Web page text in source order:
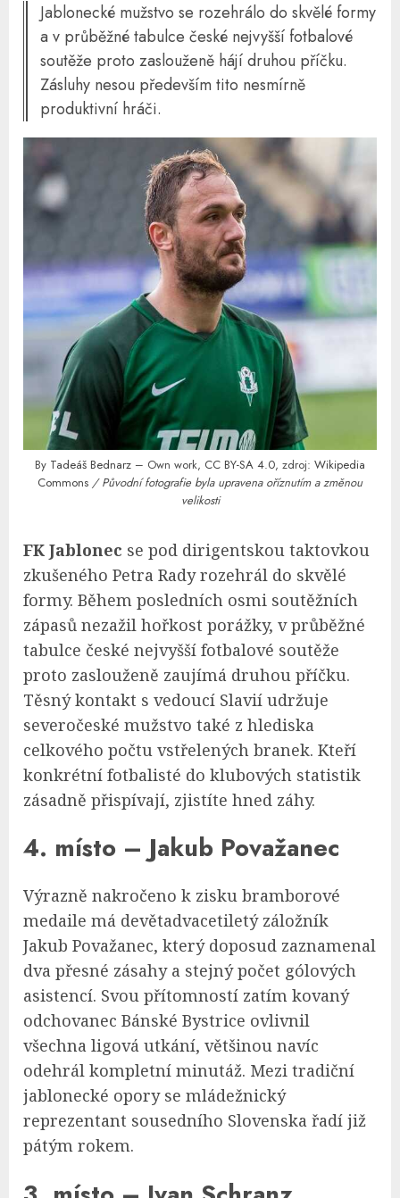
Jablonecké mužstvo se rozehrálo do skvělé formy
a v průběžné tabulce české nejvyšší fotbalové
soutěže proto zaslouženě hájí druhou příčku.
Zásluhy nesou především tito nesmírně
produktivní hráči.
By Tadeáš Bednarz – Own work, CC BY-SA 4.0, zdroj: Wikipedia
Commons / Původní fotografie byla upravena oříznutím a změnou
velikosti
FK Jablonec se pod dirigentskou taktovkou
zkušeného Petra Rady rozehrál do skvělé
formy. Během posledních osmi soutěžních
zápasů nezažil hořkost porážky, v průběžné
tabulce české nejvyšší fotbalové soutěže
proto zaslouženě zaujímá druhou příčku.
Těsný kontakt s vedoucí Slavií udržuje
severočeské mužstvo také z hlediska
celkového počtu vstřelených branek. Kteří
konkrétní fotbalisté do klubových statistik
zásadně přispívají, zjistíte hned záhy.
4. místo – Jakub Považanec
Výrazně nakročeno k zisku bramborové
medaile má devětadvacetiletý záložník
Jakub Považanec, který doposud zaznamenal
dva přesné zásahy a stejný počet gólových
asistencí. Svou přítomností zatím kovaný
odchovanec Bánské Bystrice ovlivnil
všechna ligová utkání, většinou navíc
odehrál kompletní minutáž. Mezi tradiční
jablonecké opory se mládežnický
reprezentant sousedního Slovenska řadí již
pátým rokem.